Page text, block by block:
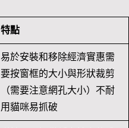
特點
易於安裝和移除經濟實惠需
要按窗框的大小與形狀裁剪
（需要注意網孔大小）不耐
用貓咪易抓破